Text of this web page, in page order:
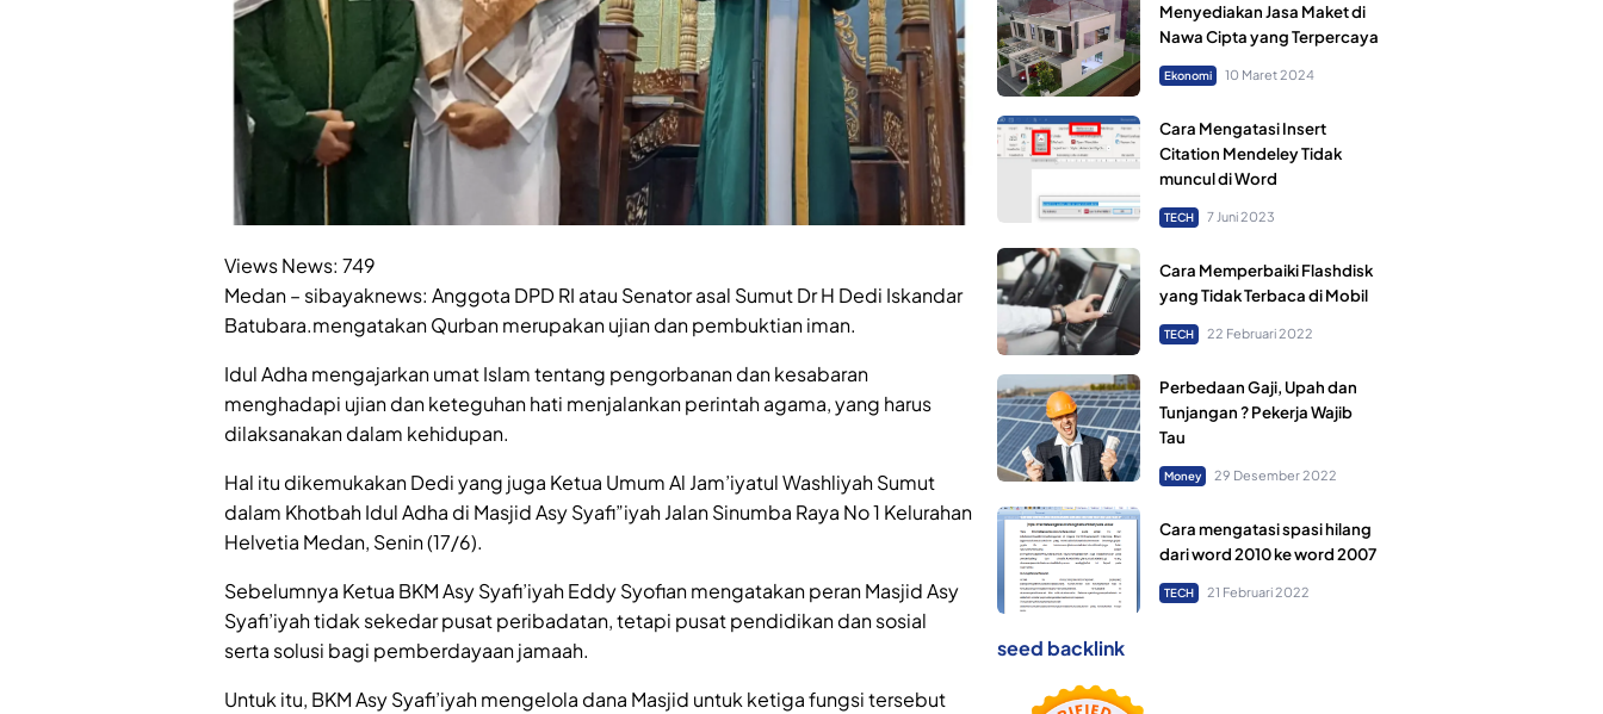
Views News: 749
Medan – sibayaknews: Anggota DPD RI atau Senator asal Sumut Dr H Dedi Iskandar
Batubara.mengatakan Qurban merupakan ujian dan pembuktian iman.
Idul Adha mengajarkan umat Islam tentang pengorbanan dan kesabaran
menghadapi ujian dan keteguhan hati menjalankan perintah agama, yang harus
dilaksanakan dalam kehidupan.
Hal itu dikemukakan Dedi yang juga Ketua Umum Al Jam’iyatul Washliyah Sumut
dalam Khotbah Idul Adha di Masjid Asy Syafi”iyah Jalan Sinumba Raya No 1 Kelurahan
Helvetia Medan, Senin (17/6).
Sebelumnya Ketua BKM Asy Syafi’iyah Eddy Syofian mengatakan peran Masjid Asy
Syafi’iyah tidak sekedar pusat peribadatan, tetapi pusat pendidikan dan sosial
serta solusi bagi pemberdayaan jamaah.
Untuk itu, BKM Asy Syafi’iyah mengelola dana Masjid untuk ketiga fungsi tersebut
Menyediakan Jasa Maket di
Nawa Cipta yang Terpercaya
Ekonomi 10 Maret 2024
Cara Mengatasi Insert
Citation Mendeley Tidak
muncul di Word
TECH 7 Juni 2023
Cara Memperbaiki Flashdisk
yang Tidak Terbaca di Mobil
TECH 22 Februari 2022
Perbedaan Gaji, Upah dan
Tunjangan ? Pekerja Wajib
Tau
Money 29 Desember 2022
Cara mengatasi spasi hilang
dari word 2010 ke word 2007
TECH 21 Februari 2022
seed backlink